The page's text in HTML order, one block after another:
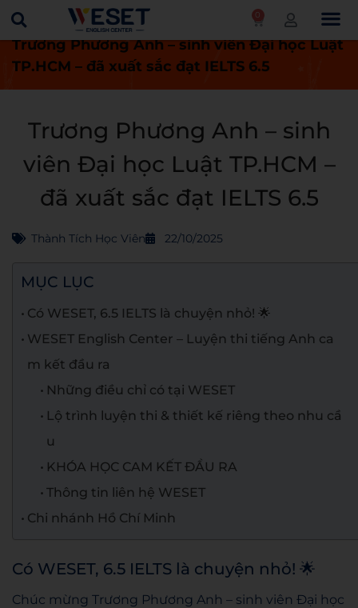
0
Trang chủ
Thành tích học viên
Trương Phương Anh – sinh viên Đại học Luật
TP.HCM – đã xuất sắc đạt IELTS 6.5
Trương Phương Anh – sinh
viên Đại học Luật TP.HCM –
đã xuất sắc đạt IELTS 6.5
Thành Tích Học Viên 22/10/2025
MỤC LỤC
Có WESET, 6.5 IELTS là chuyện nhỏ! 🌟
WESET English Center – Luyện thi tiếng Anh ca
m kết đầu ra
Những điều chỉ có tại WESET
Lộ trình luyện thi & thiết kế riêng theo nhu cầ
u
KHÓA HỌC CAM KẾT ĐẦU RA
Thông tin liên hệ WESET
Chi nhánh Hồ Chí Minh
Có WESET, 6.5 IELTS là chuyện nhỏ! 🌟
Chúc mừng Trương Phương Anh – sinh viên Đại học